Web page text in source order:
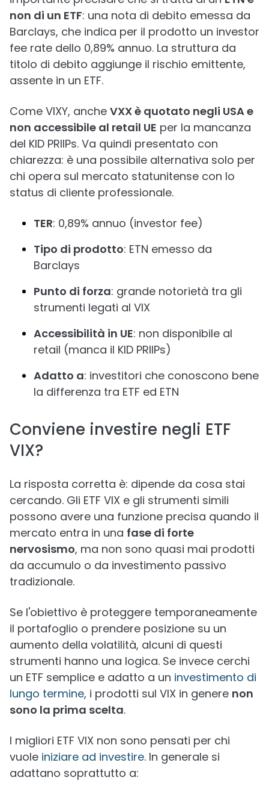
non di un ETF: una nota di debito emessa da
Barclays, che indica per il prodotto un investor
fee rate dello 0,89% annuo. La struttura da
titolo di debito aggiunge il rischio emittente,
assente in un ETF.
Come VIXY, anche VXX è quotato negli USA e
non accessibile al retail UE per la mancanza
del KID PRIIPs. Va quindi presentato con
chiarezza: è una possibile alternativa solo per
chi opera sul mercato statunitense con lo
status di cliente professionale.
TER: 0,89% annuo (investor fee)
Tipo di prodotto: ETN emesso da
Barclays
Punto di forza: grande notorietà tra gli
strumenti legati al VIX
Accessibilità in UE: non disponibile al
retail (manca il KID PRIIPs)
Adatto a: investitori che conoscono bene
la differenza tra ETF ed ETN
Conviene investire negli ETF
VIX?
La risposta corretta è: dipende da cosa stai
cercando. Gli ETF VIX e gli strumenti simili
possono avere una funzione precisa quando il
mercato entra in una fase di forte
nervosismo, ma non sono quasi mai prodotti
da accumulo o da investimento passivo
tradizionale.
Se l'obiettivo è proteggere temporaneamente
il portafoglio o prendere posizione su un
aumento della volatilità, alcuni di questi
strumenti hanno una logica. Se invece cerchi
un ETF semplice e adatto a un investimento di
lungo termine, i prodotti sul VIX in genere non
sono la prima scelta.
I migliori ETF VIX non sono pensati per chi
vuole iniziare ad investire. In generale si
adattano soprattutto a: